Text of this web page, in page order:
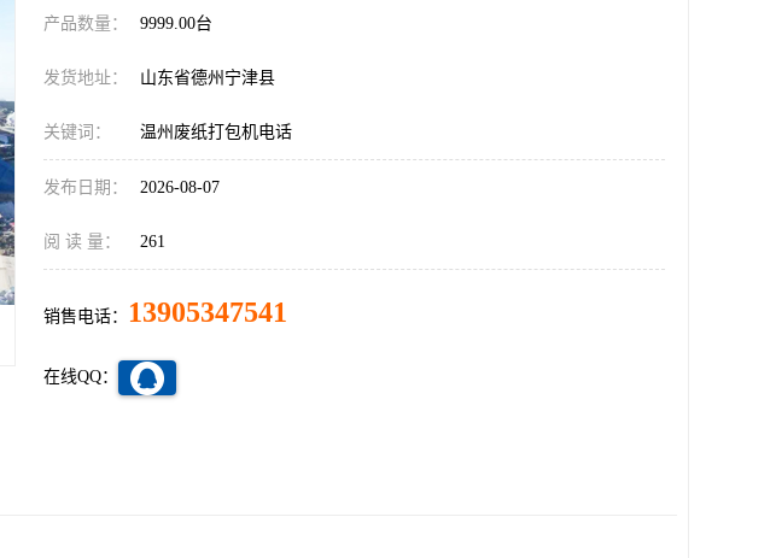
产品数量： 9999.00台
发货地址： 山东省德州宁津县
关键词： 温州废纸打包机电话
发布日期： 2026-08-07
阅 读 量： 261
销售电话： 13905347541
在线QQ：